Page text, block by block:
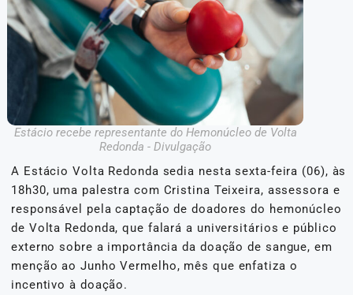
Estácio recebe representante do Hemonúcleo de Volta
Redonda - Divulgação
A Estácio Volta Redonda sedia nesta sexta-feira (06), às
18h30, uma palestra com Cristina Teixeira, assessora e
responsável pela captação de doadores do hemonúcleo
de Volta Redonda, que falará a universitários e público
externo sobre a importância da doação de sangue, em
menção ao Junho Vermelho, mês que enfatiza o
incentivo à doação.